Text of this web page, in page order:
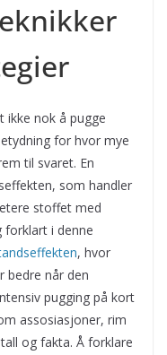
ikke nok å pugge
for hvor mye
til svaret. En
som handler
stoffet med
forklart i denne
, hvor
bedre når den
pugging på kort
assosiasjoner, rim
og fakta. Å forklare